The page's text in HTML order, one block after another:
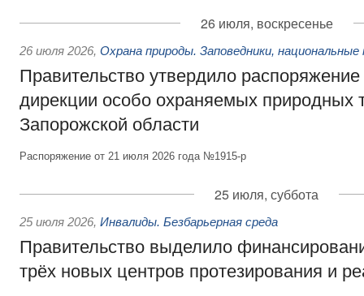
26 июля, воскресенье
26 июля 2026, Охрана природы. Заповедники, национальные
Правительство утвердило
дирекции особо охраняемых природных
Запорожской области
Распоряжение от 21 июля 2026 года №1915-р
25 июля, суббота
25 июля 2026, Инвалиды. Безбарьерная среда
Правительство выделило
трёх новых центров протезирования и